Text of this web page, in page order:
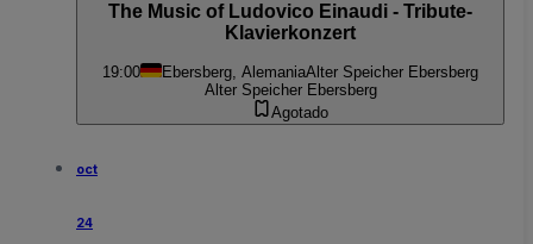
The Music of Ludovico Einaudi - Tribute-
Klavierkonzert
19:00 Ebersberg, AlemaniaAlter Speicher Ebersberg
Alter Speicher Ebersberg
Agotado
oct
24